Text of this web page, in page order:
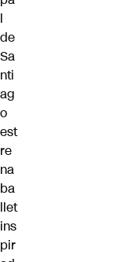
l
de
Sa
nti
ag
o
est
re
na
ba
llet
ins
pir